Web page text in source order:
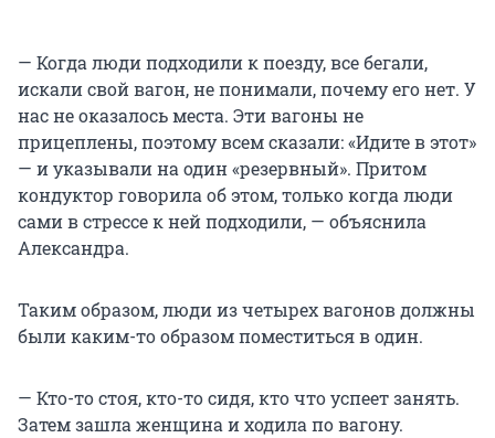
— Когда люди подходили к поезду, все бегали,
искали свой вагон, не понимали, почему его нет. У
нас не оказалось места. Эти вагоны не
прицеплены, поэтому всем сказали: «Идите в этот»
— и указывали на один «резервный». Притом
кондуктор говорила об этом, только когда люди
сами в стрессе к ней подходили, — объяснила
Александра.
Таким образом, люди из четырех вагонов должны
были каким-то образом поместиться в один.
— Кто-то стоя, кто-то сидя, кто что успеет занять.
Затем зашла женщина и ходила по вагону.